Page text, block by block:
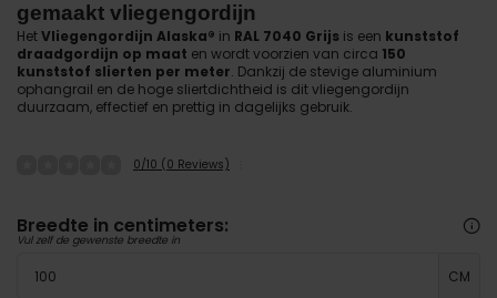
gemaakt vliegengordijn
HetVliegengordijn Alaska® in RAL 7040 Grijs is een kunststof
draadgordijn op maat en wordt voorzien van circa 150
kunststof slierten per meter. Dankzij de stevige aluminium
ophangrail en de hoge sliertdichtheid is dit vliegengordijn
duurzaam, effectief en prettig in dagelijks gebruik.
0/10 (0 Reviews)
Breedte in centimeters:
Vul zelf de gewenste breedte in
CM